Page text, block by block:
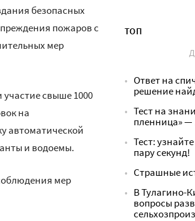
безопасных
пожаров с
мер
свыше 1000
на
автоматической
и водоемы.
мер
ТОП
Ответ на
решение
Тест на
пленница» —
Тест:
пару секунд!
Страшные
В Тулагино-
вопросы